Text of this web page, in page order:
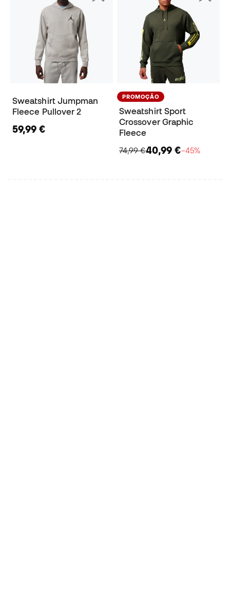
Sweatshirt Jumpman
Fleece Pullover 2
59,99 €
PROMOÇÃO
Sweatshirt Sport
Crossover Graphic
Fleece
74,99 €40,99 €−45%